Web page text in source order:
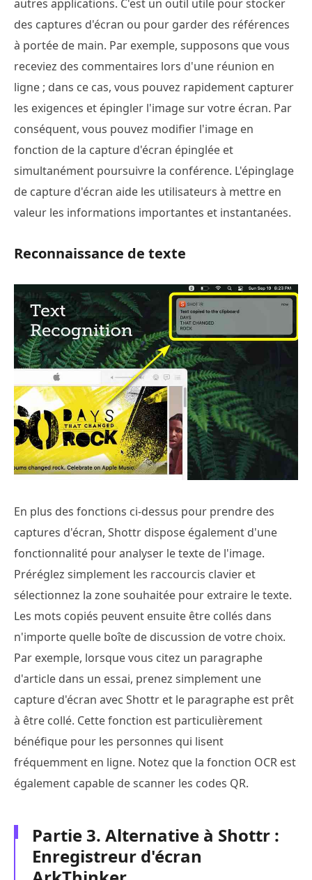
autres applications. C'est un outil utile pour stocker
des captures d'écran ou pour garder des références
à portée de main. Par exemple, supposons que vous
receviez des commentaires lors d'une réunion en
ligne ; dans ce cas, vous pouvez rapidement capturer
les exigences et épingler l'image sur votre écran. Par
conséquent, vous pouvez modifier l'image en
fonction de la capture d'écran épinglée et
simultanément poursuivre la conférence. L'épinglage
de capture d'écran aide les utilisateurs à mettre en
valeur les informations importantes et instantanées.
Reconnaissance de texte
En plus des fonctions ci-dessus pour prendre des
captures d'écran, Shottr dispose également d'une
fonctionnalité pour analyser le texte de l'image.
Préréglez simplement les raccourcis clavier et
sélectionnez la zone souhaitée pour extraire le texte.
Les mots copiés peuvent ensuite être collés dans
n'importe quelle boîte de discussion de votre choix.
Par exemple, lorsque vous citez un paragraphe
d'article dans un essai, prenez simplement une
capture d'écran avec Shottr et le paragraphe est prêt
à être collé. Cette fonction est particulièrement
bénéfique pour les personnes qui lisent
fréquemment en ligne. Notez que la fonction OCR est
également capable de scanner les codes QR.
Partie 3. Alternative à Shottr :
Enregistreur d'écran